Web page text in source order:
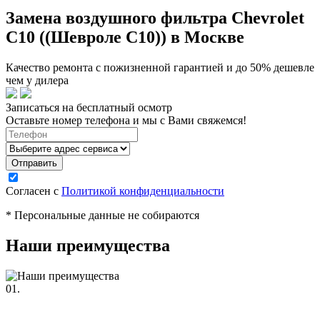
Замена воздушного фильтра Chevrolet
C10 ((Шевроле С10)) в Москве
Качество ремонта с пожизненной гарантией и до 50% дешевле
чем у дилера
Записаться на бесплатный осмотр
Оставьте номер телефона и мы с Вами свяжемся!
Согласен с Политикой конфиденциальности
* Персональные данные не собираются
Наши преимущества
01.